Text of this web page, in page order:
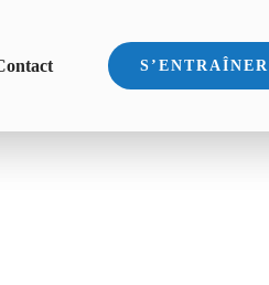
S’ENTRAÎNER